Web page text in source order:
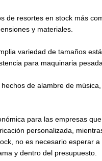
de resortes en stock más
y materiales.
variedad de tamaños
para maquinaria
de alambre de
para las empresas
personalizada,
no es necesario esperar
y dentro del presupuesto.